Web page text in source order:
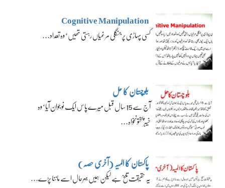
Cognitive Manipulation
کسی پہاڑی پر جنگلی مرغیاں رہتی تھیں‘ وہ تعداد…
بلوچستان کا حل
آج سے 15 سال قبل میرے پاس ایک نوجوان آیا‘ وہ
خیبرپختونخواہ…
پاکستان کا المیہ (آخری حصہ)
یہ حقیقت تلخ ہے لیکن ہمیں بہرحال اسے ماننا پڑے…